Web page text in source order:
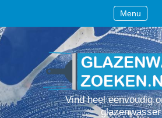
Menu
Vind heel eenvoudig
glazenwasser